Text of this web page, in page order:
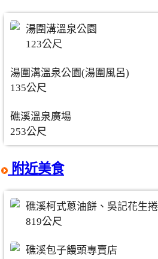
湯圍溝溫泉公園
123公尺
湯圍溝溫泉公園(湯圍風呂)
135公尺
礁溪溫泉廣場
253公尺
附近美食
礁溪柯式蔥油餅、吳記花生捲
819公尺
礁溪包子饅頭專賣店